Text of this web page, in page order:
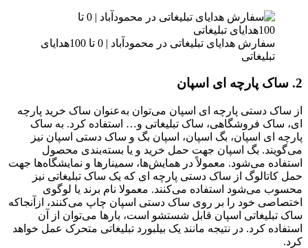
سفارش هدایای تبلیغاتی در محمودآباد | 0 تا 100هدایای
تبلیغاتی
2. ساک پارچه ای اسپان
از ساک دستی پارچه ای اسپان می‌توان به‌عنوان ساک خرید پارچه
ای، ساک فروشگاهی، ساک تبلیغاتی و… استفاده کرد. به ساک
پارچه ای اسپان، بگ اسپان، اسپان بگ و ساک دستی اسپان نیز
می‌گویند. بگ اسپان جهت حمل خرید و یا بسته‌بندی محصول
استفاده می‌شود. معمولاً در همایش‌ها، سمینارها و نمایشگاه‌ها جهت
حمل کاتالوگ از ساک دستی پارچه ای که یک ساک تبلیغاتی نیز
محسوب می‌شود استفاده می‌کنند. معمولا نام برند یا لوگوی
اختصاصی خود را بر روی ساک دستی اسپان چاپ می‌کنند، ازآنجاکه
ساک تبلیغاتی اسپان قابل شستشو است، بارها می‌توان از آن
استفاده کرد. در نتیجه مانند یک بیلبورد تبلیغاتی متحرک عمل خواهد
کرد.